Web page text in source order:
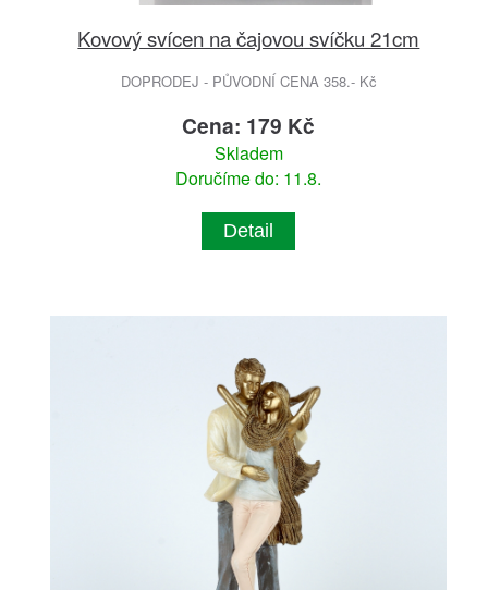
Kovový svícen na čajovou svíčku 21cm
DOPRODEJ - PŮVODNÍ CENA 358.- Kč
Cena: 179 Kč
Skladem
Doručíme do: 11.8.
Detail